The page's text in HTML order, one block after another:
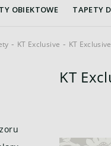
OBIEKTOWE TAPETY
KT Exclusive KT
KT